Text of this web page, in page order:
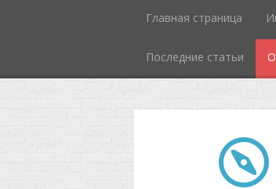
Главная страница
Последние статьи